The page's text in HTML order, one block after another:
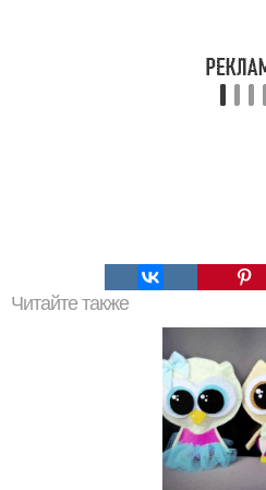
Читайте также